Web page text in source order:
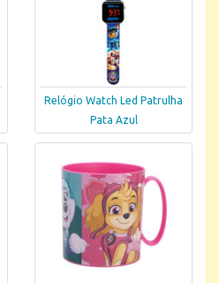
Relógio Watch Led Patrulha
Pata Azul